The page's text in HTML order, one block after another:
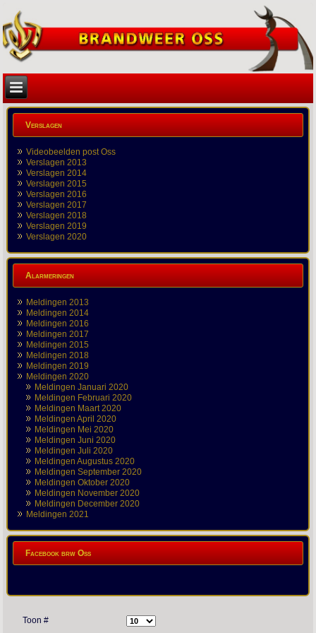
Verslagen
Videobeelden post Oss
Verslagen 2013
Verslagen 2014
Verslagen 2015
Verslagen 2016
Verslagen 2017
Verslagen 2018
Verslagen 2019
Verslagen 2020
Alarmeringen
Meldingen 2013
Meldingen 2014
Meldingen 2016
Meldingen 2017
Meldingen 2015
Meldingen 2018
Meldingen 2019
Meldingen 2020
Meldingen Januari 2020
Meldingen Februari 2020
Meldingen Maart 2020
Meldingen April 2020
Meldingen Mei 2020
Meldingen Juni 2020
Meldingen Juli 2020
Meldingen Augustus 2020
Meldingen September 2020
Meldingen Oktober 2020
Meldingen November 2020
Meldingen December 2020
Meldingen 2021
Facebook brw Oss
Toon #